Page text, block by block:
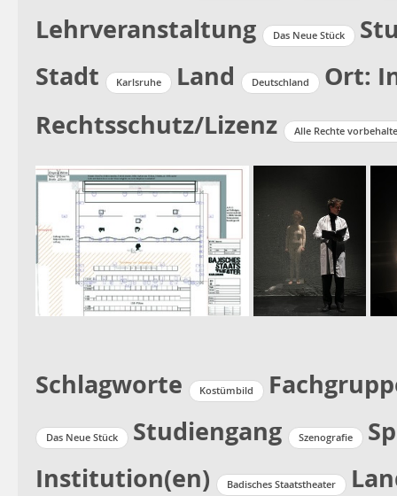
Lehrveranstaltung Das Neue Stück
Stadt
Karlsruhe Land Deutschland
Ort:
Rechtsschutz/Lizenz
Alle Rechte
Schlagworte Kostümbild
Das Neue Stück Studiengang Szenografie
Institution(en)
Badisches Staatstheater